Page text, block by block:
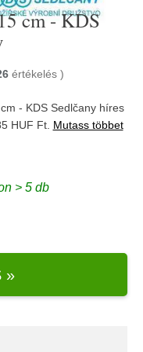
cm - KDS
értékelés )
- KDS Sedlčany híres
HUF Ft. Mutass többet
> 5 db
»